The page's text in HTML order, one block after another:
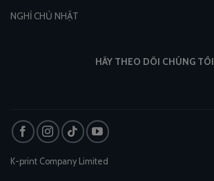
NGHỈ CHỦ NHẬT
HÃY THEO DÕI CHÚNG TÔI
K-print Company Limited